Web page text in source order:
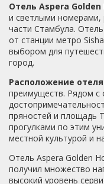
Отель Aspera Golden
и светлыми номерами,
части Стамбула.
от станции метро
выбором для
город.
Расположение отеля
преимуществ. Рядом с
пряностей и площадь
прогулками по этим
местной культурой и
Отель Aspera Golden
получил множество
высокий уровень